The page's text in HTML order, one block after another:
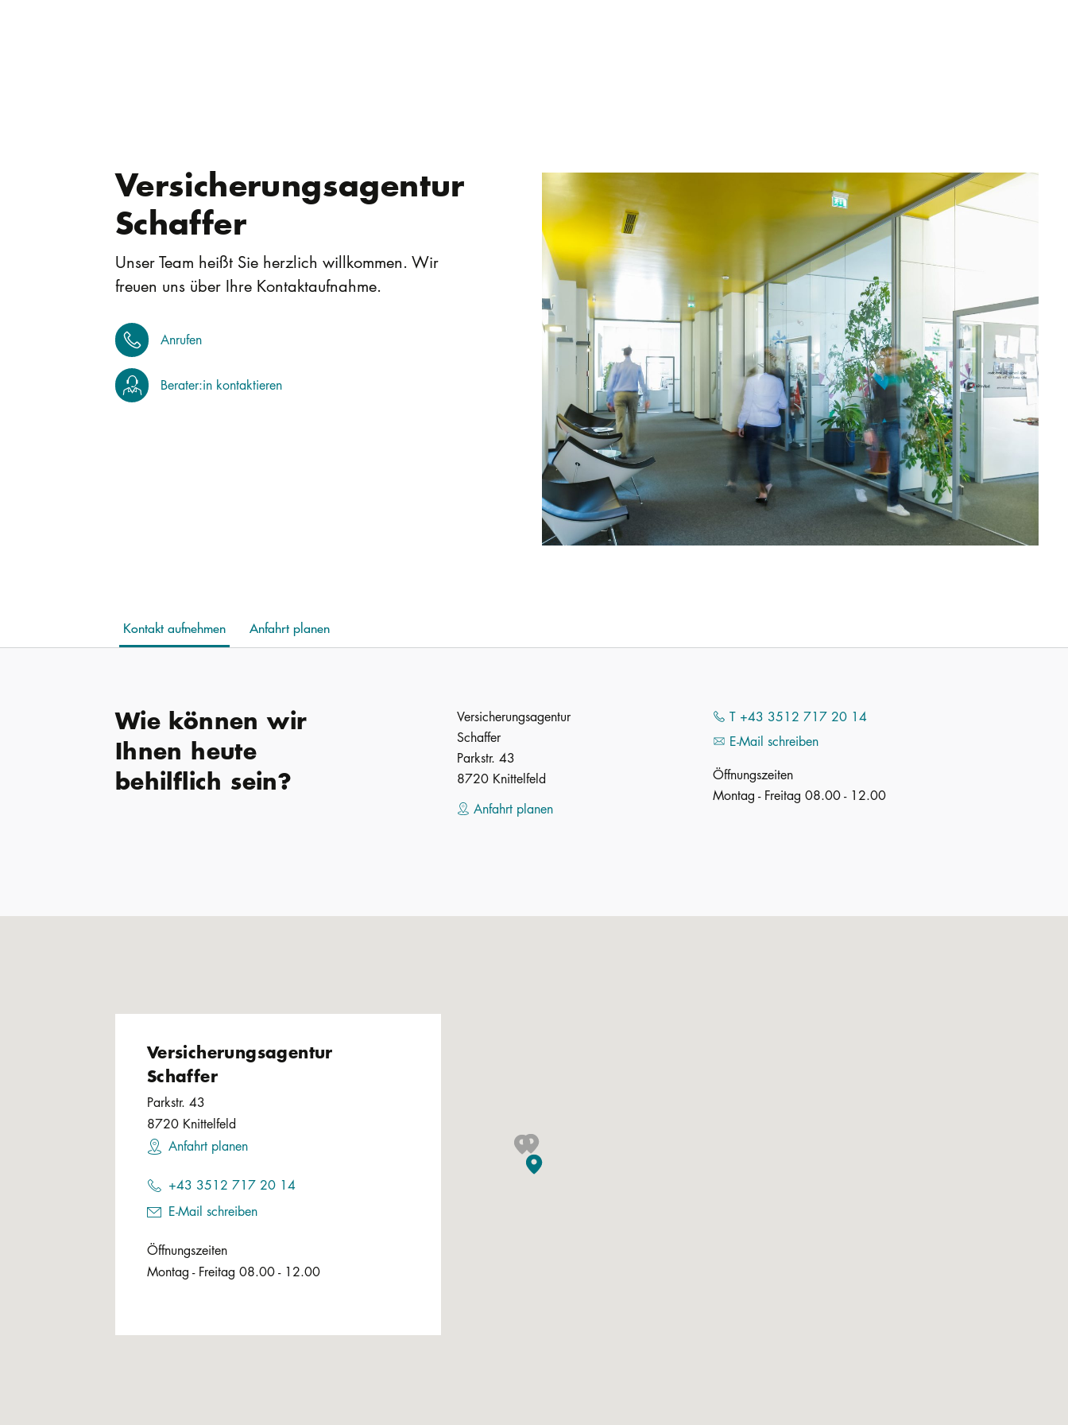
Versicherungsagentur
Schaffer
Unser Team heißt Sie herzlich willkommen. Wir
freuen uns über Ihre Kontaktaufnahme.
Anrufen
Berater:in kontaktieren
Kontakt aufnehmen Anfahrt planen
Wie können wir
Ihnen heute
behilflich sein?
Versicherungsagentur
Schaffer
Parkstr. 43
8720 Knittelfeld
Anfahrt planen
T +43 3512 717 20 14
E-Mail schreiben
Öffnungszeiten
Montag - Freitag 08.00 - 12.00
Versicherungsagentur
Schaffer
Parkstr. 43
8720 Knittelfeld
Anfahrt planen
+43 3512 717 20 14
E-Mail schreiben
Öffnungszeiten
Montag - Freitag 08.00 - 12.00